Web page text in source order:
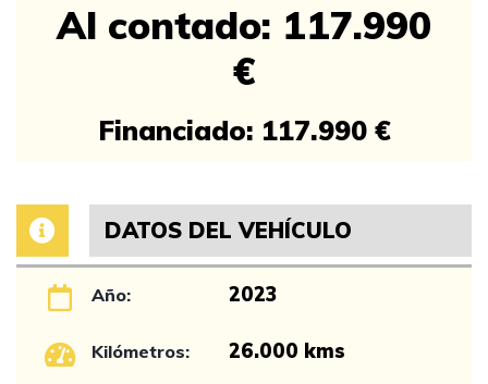
Al contado: 117.990
€
Financiado: 117.990 €
DATOS DEL VEHÍCULO
Año: 2023
Kilómetros: 26.000 kms